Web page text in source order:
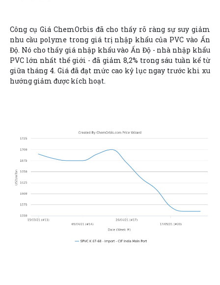
Công cụ Giá ChemOrbis đã cho thấy rõ ràng sự suy giảm
nhu cầu polyme trong giá trị nhập khẩu của PVC vào Ấn
Độ. Nó cho thấy giá nhập khẩu vào Ấn Độ - nhà nhập khẩu
PVC lớn nhất thế giới - đã giảm 8,2% trong sáu tuần kể từ
giữa tháng 4. Giá đã đạt mức cao kỷ lục ngay trước khi xu
hướng giảm được kích hoạt.